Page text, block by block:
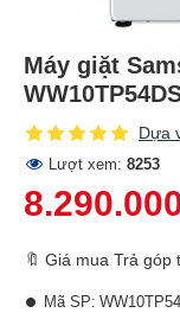
Máy giặt
Dựa
Lượt xem: 8253
🔖 Giá mua Trả góp
Mã SP: